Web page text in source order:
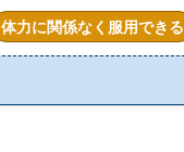
体力に関係なく服用できる